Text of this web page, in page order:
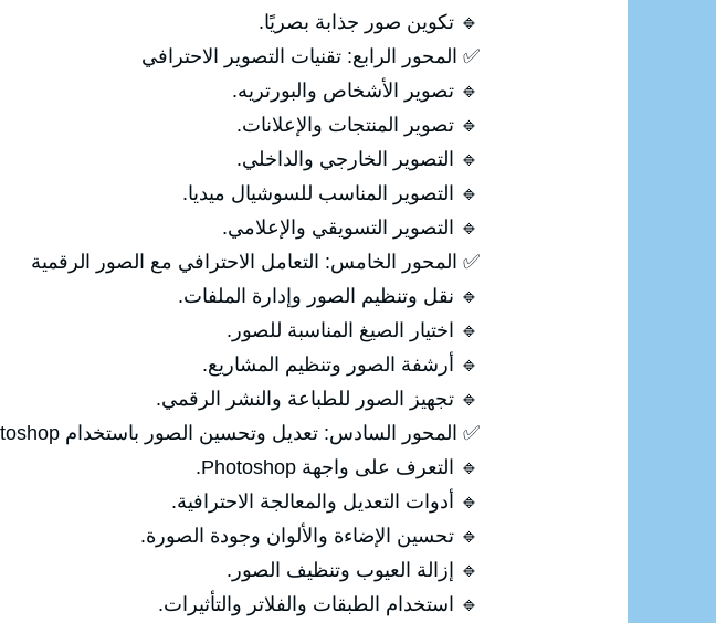
🔹 تكوين صور جذابة بصريًا.
✅ المحور الرابع: تقنيات التصوير الاحترافي
🔹 تصوير الأشخاص والبورتريه.
🔹 تصوير المنتجات والإعلانات.
🔹 التصوير الخارجي والداخلي.
🔹 التصوير المناسب للسوشيال ميديا.
🔹 التصوير التسويقي والإعلامي.
✅ المحور الخامس: التعامل الاحترافي مع الصور الرقمية
🔹 نقل وتنظيم الصور وإدارة الملفات.
🔹 اختيار الصيغ المناسبة للصور.
🔹 أرشفة الصور وتنظيم المشاريع.
🔹 تجهيز الصور للطباعة والنشر الرقمي.
✅ المحور السادس: تعديل وتحسين الصور باستخدام Photoshop
🔹 التعرف على واجهة Photoshop.
🔹 أدوات التعديل والمعالجة الاحترافية.
🔹 تحسين الإضاءة والألوان وجودة الصورة.
🔹 إزالة العيوب وتنظيف الصور.
🔹 استخدام الطبقات والفلاتر والتأثيرات.